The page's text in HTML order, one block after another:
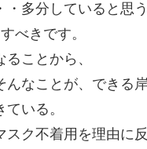
多分していると思う
べきです。
ことから、
なことが、できる
いる。
ク不着用を理由に